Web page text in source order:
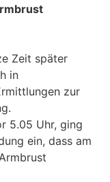
Zeit später
in
zur
5.05 Uhr, ging
ein, dass am